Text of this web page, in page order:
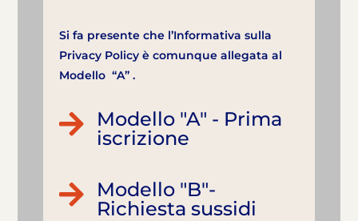
Si fa presente che l’Informativa sulla
Privacy Policy è comunque allegata al
Modello “A” .

Modello "A" - Prima
iscrizione

Modello "B"-
Richiesta sussidi